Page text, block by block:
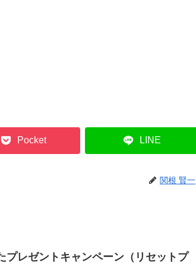
Pocket LINE
関根 賢一
レゼントキャンペーン（リセットプ